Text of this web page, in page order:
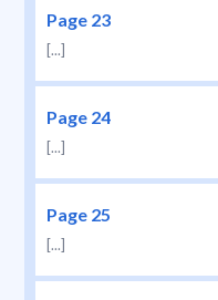
Page 23
[...]
Page 24
[...]
Page 25
[...]